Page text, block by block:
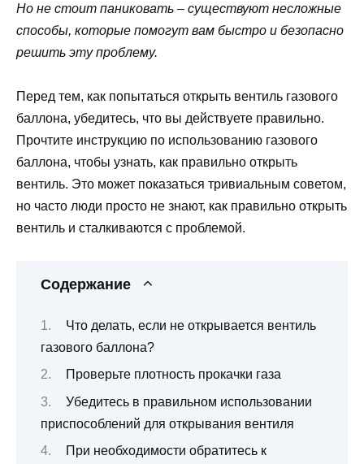
Но не стоит паниковать – существуют несложные
способы, которые помогут вам быстро и безопасно
решить эту проблему.
Перед тем, как попытаться открыть вентиль газового
баллона, убедитесь, что вы действуете правильно.
Прочтите инструкцию по использованию газового
баллона, чтобы узнать, как правильно открыть
вентиль. Это может показаться тривиальным советом,
но часто люди просто не знают, как правильно открыть
вентиль и сталкиваются с проблемой.
Содержание
Что делать, если не открывается вентиль
газового баллона?
Проверьте плотность прокачки газа
Убедитесь в правильном использовании
приспособлений для открывания вентиля
При необходимости обратитесь к